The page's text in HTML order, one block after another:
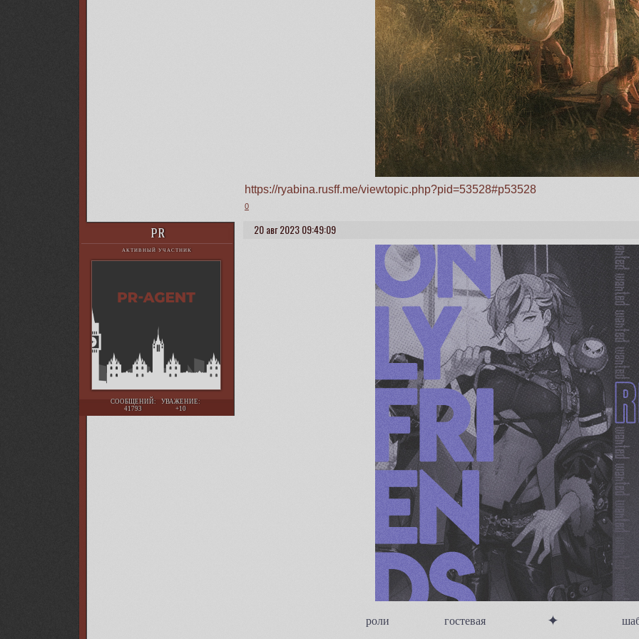
https://ryabina.rusff.me/viewtopic.php?pid=53528#p53528
0
20 авг 2023 09:49:09
PR
АКТИВНЫЙ УЧАСТНИК
СООБЩЕНИЙ:
41793
УВАЖЕНИЕ:
+10
роли гостевая ✦